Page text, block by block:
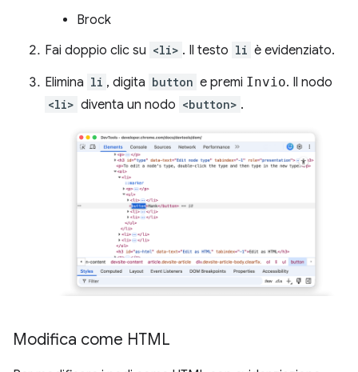
Brock
Fai doppio clic su <li> . Il testo li è evidenziato.
Elimina li , digita button e premi Invio. Il nodo
<li> diventa un nodo <button> .
Modifica come HTML